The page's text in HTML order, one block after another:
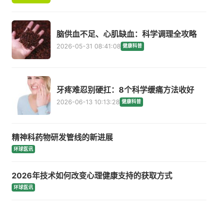
脑供血不足、心肌缺血：科学调理全攻略
2026-05-31 08:41:08 健康科普
牙疼难忍别硬扛：8个科学缓痛方法收好
2026-06-13 10:13:28 健康科普
精神科药物研发管线的新进展
环球医讯
2026年技术如何改变心理健康支持的获取方式
环球医讯